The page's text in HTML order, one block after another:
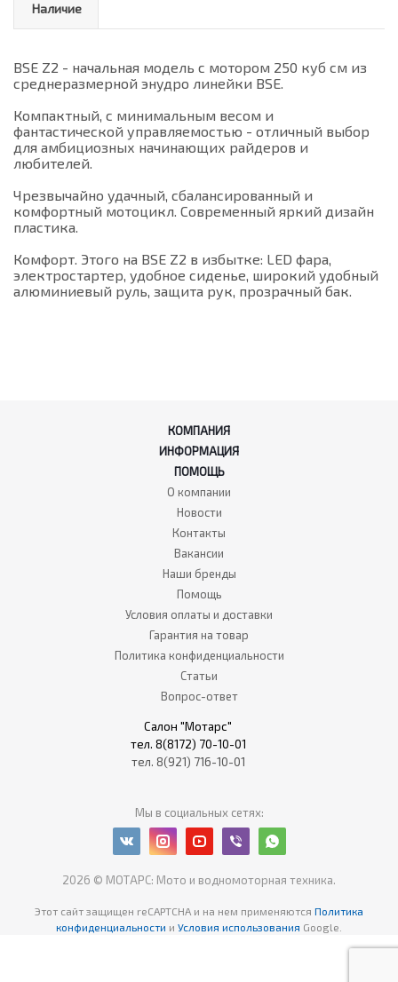
Наличие
BSE Z2 - начальная модель с мотором 250 куб см из
среднеразмерной энудро линейки BSE.
Компактный, с минимальным весом и
фантастической управляемостью - отличный выбор
для амбициозных начинающих райдеров и
любителей.
Чрезвычайно удачный, сбалансированный и
комфортный мотоцикл. Современный яркий дизайн
пластика.
Комфорт. Этого на BSE Z2 в избытке: LED фара,
электростартер, удобное сиденье, широкий удобный
алюминиевый руль, защита рук, прозрачный бак.
КОМПАНИЯ
ИНФОРМАЦИЯ
ПОМОЩЬ
О компании
Новости
Контакты
Вакансии
Наши бренды
Помощь
Условия оплаты и доставки
Гарантия на товар
Политика конфиденциальности
Статьи
Вопрос-ответ
Салон "Мотарс"
тел. 8(8172) 70-10-01
тел. 8(921) 716-10-01
Мы в социальных сетях:
2026 © МОТАРС: Мото и водномоторная техника.
Этот сайт защищен reCAPTCHA и на нем применяются Политика
конфиденциальности и Условия использования Google.